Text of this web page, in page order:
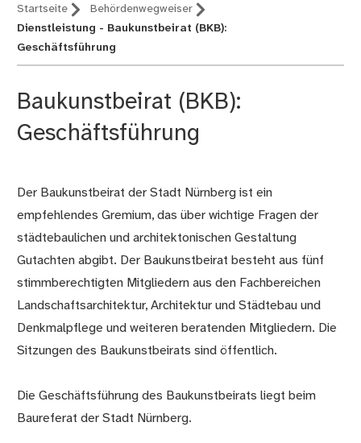
Startseite
Behördenwegweiser
Dienstleistung - Baukunstbeirat (BKB):
Geschäftsführung
Baukunstbeirat (BKB):
Geschäftsführung
Beschreibung
Der Baukunstbeirat der Stadt Nürnberg ist ein
empfehlendes Gremium, das über wichtige Fragen der
städtebaulichen und architektonischen Gestaltung
Gutachten abgibt. Der Baukunstbeirat besteht aus fünf
stimmberechtigten Mitgliedern aus den Fachbereichen
Landschaftsarchitektur, Architektur und Städtebau und
Denkmalpflege und weiteren beratenden Mitgliedern. Die
Sitzungen des Baukunstbeirats sind öffentlich.
Die Geschäftsführung des Baukunstbeirats liegt beim
Baureferat der Stadt Nürnberg.